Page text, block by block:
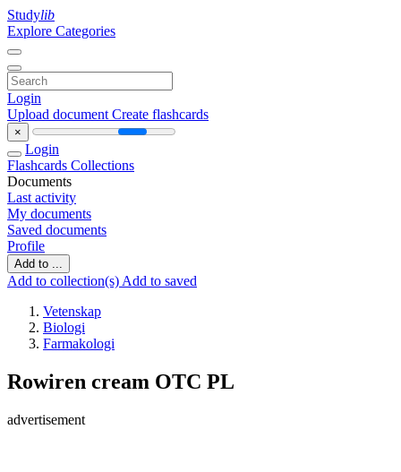
Studylib
Explore Categories
Login
Upload document Create flashcards
×
Login
Flashcards Collections
Documents
Last activity
My documents
Saved documents
Profile
Add to ...
Add to collection(s) Add to saved
Vetenskap
Biologi
Farmakologi
Rowiren cream OTC PL
advertisement